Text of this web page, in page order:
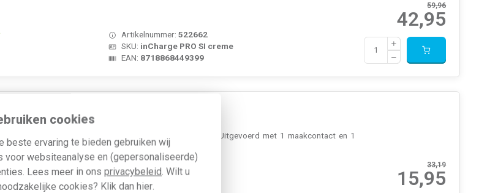
cookies
beste ervaring te bieden gebruiken wij
voor websiteanalyse en (gepersonaliseerde)
Lees meer in ons privacybeleid. Wilt u
cookies? Klik dan hier.
59,96
42,95
Artikelnummer:522662
SKU: inCharge PRO SI creme
EAN: 8718868449399
1xNC en 1xNO OP=OP
met frontbevestiging en schroefaansluiting. Uitgevoerd met 1 maakcontact en 1
4A. OP=OP...Meer informatie »
33,19
15,95